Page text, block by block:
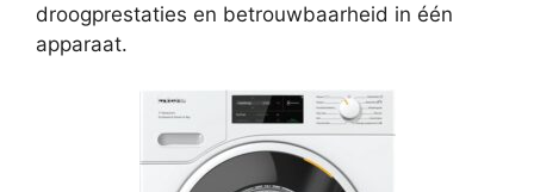
droogprestaties en betrouwbaarheid in één
apparaat.